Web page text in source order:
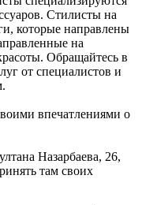
Стилисты на
которые направлены
на
Обращайтесь в
от специалистов и
впечатлениями о
Назарбаева, 26,
там своих